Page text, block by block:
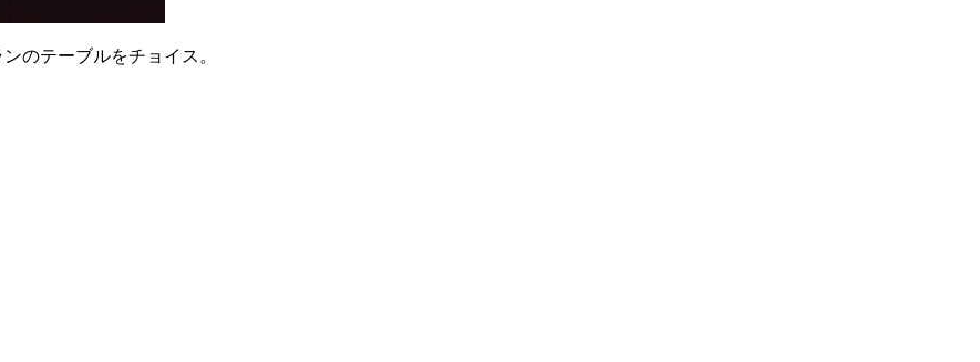
のテーブルをチョイス。